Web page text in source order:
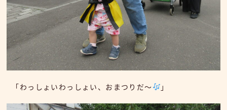
「わっしょいわっしょい、おまつりだ～ 」